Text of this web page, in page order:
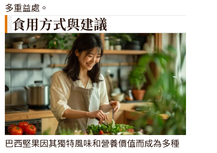
多重益處。
食用方式與建議
巴西堅果因其獨特風味和營養價值而成為多種